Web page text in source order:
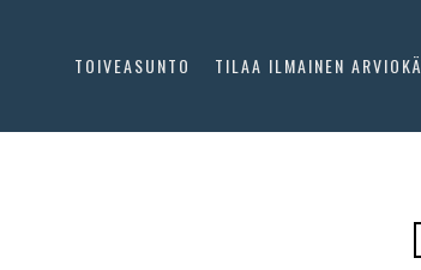
TOIVEASUNTO TILAA ILMAINEN